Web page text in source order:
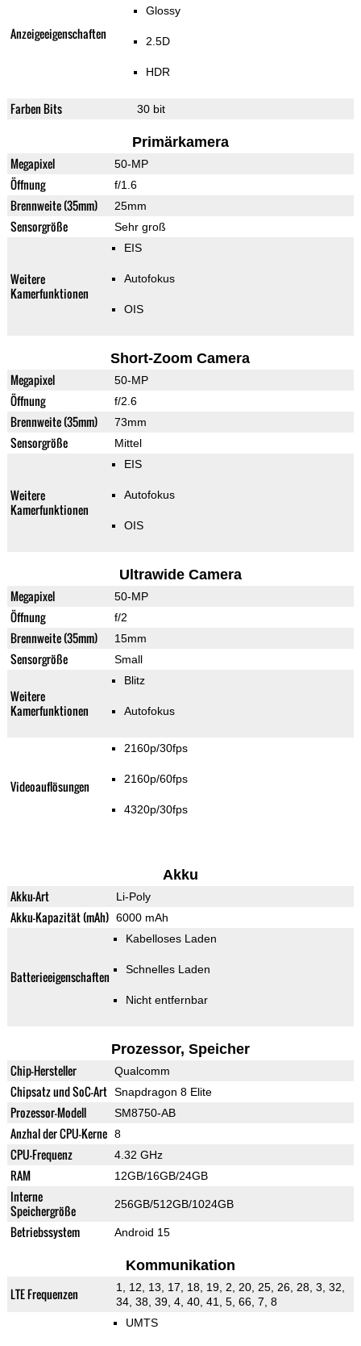
Anzeigeeigenschaften
Glossy
2.5D
HDR
Farben Bits 30 bit
Primärkamera
Megapixel 50-MP
Öffnung f/1.6
Brennweite (35mm) 25mm
Sensorgröße Sehr groß
Weitere
Kamerfunktionen
EIS
Autofokus
OIS
Short-Zoom Camera
Megapixel 50-MP
Öffnung f/2.6
Brennweite (35mm) 73mm
Sensorgröße Mittel
Weitere
Kamerfunktionen
EIS
Autofokus
OIS
Ultrawide Camera
Megapixel 50-MP
Öffnung f/2
Brennweite (35mm) 15mm
Sensorgröße Small
Weitere
Kamerfunktionen
Blitz
Autofokus
Videoauflösungen
2160p/30fps
2160p/60fps
4320p/30fps
Akku
Akku-Art Li-Poly
Akku-Kapazität (mAh) 6000 mAh
Batterieeigenschaften
Kabelloses Laden
Schnelles Laden
Nicht entfernbar
Prozessor, Speicher
Chip-Hersteller Qualcomm
Chipsatz und SoC-Art Snapdragon 8 Elite
Prozessor-Modell SM8750-AB
Anzhal der CPU-Kerne 8
CPU-Frequenz 4.32 GHz
RAM 12GB/16GB/24GB
Interne
Speichergröße
256GB/512GB/1024GB
Betriebssystem Android 15
Kommunikation
LTE Frequenzen
1, 12, 13, 17, 18, 19, 2, 20, 25, 26, 28, 3, 32,
34, 38, 39, 4, 40, 41, 5, 66, 7, 8
UMTS